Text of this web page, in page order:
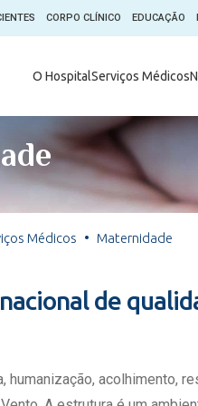
CORPO CLÍNICO EDUCAÇÃO
O HospitalServiços Médicos
Ambulatório
Comitê de
Conheça
Blog Saúde
Convênios
Doação de
Escritório
Médicos Maternidade
de
humanização, acolhimento,